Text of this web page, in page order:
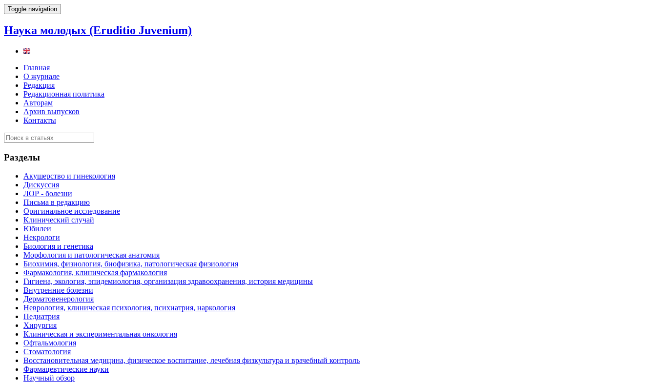
Toggle navigation
Наука молодых (Eruditio Juvenium)
Главная
О журнале
Редакция
Редакционная политика
Авторам
Архив выпусков
Контакты
Разделы
Акушерство и гинекология
Дискуссия
ЛОР - болезни
Письма в редакцию
Оригинальное исследование
Клинический случай
Юбилеи
Некрологи
Биология и генетика
Морфология и патологическая анатомия
Биохимия, физиология, биофизика, патологическая физиология
Фармакология, клиническая фармакология
Гигиена, экология, эпидемиология, организация здравоохранения, история медицины
Внутренние болезни
Дерматовенерология
Неврология, клиническая психология, психиатрия, наркология
Педиатрия
Хирургия
Клиническая и экспериментальная онкология
Офтальмология
Стоматология
Восстановительная медицина, физическое воспитание, лечебная физкультура и врачебный контроль
Фармацевтические науки
Научный обзор